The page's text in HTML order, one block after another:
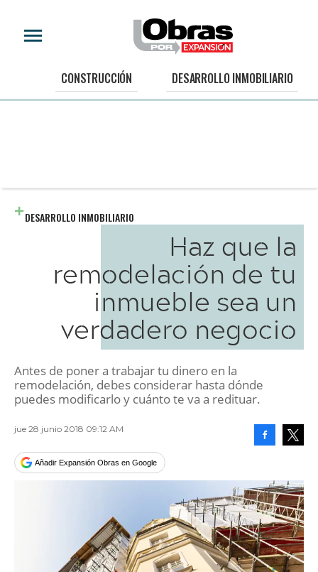
CONSTRUCCIÓN DESARROLLO INMOBILIARIO
DESARROLLO INMOBILIARIO
Haz que la
remodelación de tu
inmueble sea un
verdadero negocio
Antes de poner a trabajar tu dinero en la
remodelación, debes considerar hasta dónde
puedes modificarlo y cuánto te va a redituar.
jue 28 junio 2018 09:12 AM
Añadir Expansión Obras en Google